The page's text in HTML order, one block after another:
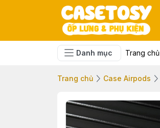
Danh mục Trang chủ
Trang chủ Case Airpods